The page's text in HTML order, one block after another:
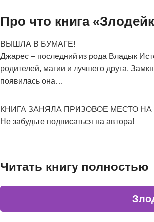
Про что книга
ВЫШЛА В БУМАГЕ!
Джарес – последний из рода Владык
родителей, магии и лучшего друга.
появилась она…
КНИГА ЗАНЯЛА ПРИЗОВОЕ МЕСТО
Не забудьте подписаться на автора!
Читать книгу полностью